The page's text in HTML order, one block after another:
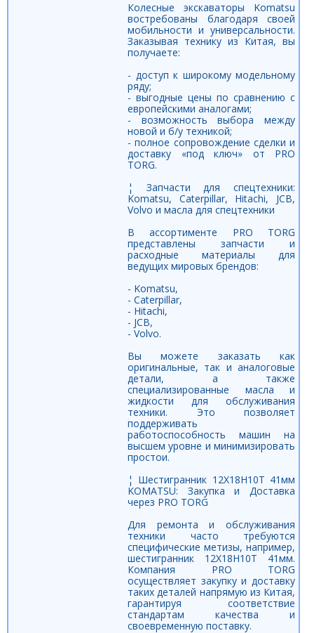
Колесные экскаваторы Komatsu
востребованы благодаря своей
мобильности и универсальности.
Заказывая технику из Китая, вы
получаете:
- доступ к широкому модельному
ряду;
- выгодные цены по сравнению с
европейскими аналогами;
- возможность выбора между
новой и б/у техникой;
- полное сопровождение сделки и
доставку «под ключ» от PRO
TORG.
¦ Запчасти для спецтехники:
Komatsu, Caterpillar, Hitachi, JCB,
Volvo и масла для спецтехники
В ассортименте PRO TORG
представлены запчасти и
расходные материалы для
ведущих мировых брендов:
- Komatsu,
- Caterpillar,
- Hitachi,
- JCB,
- Volvo.
Вы можете заказать как
оригинальные, так и аналоговые
детали, а также
специализированные масла и
жидкости для обслуживания
техники. Это позволяет
поддерживать
работоспособность машин на
высшем уровне и минимизировать
простои.
¦ Шестигранник 12Х18Н10Т 41мм
KOMATSU: Закупка и Доставка
через PRO TORG
Для ремонта и обслуживания
техники часто требуются
специфические метизы, например,
шестигранник 12Х18Н10Т 41мм.
Компания PRO TORG
осуществляет закупку и доставку
таких деталей напрямую из Китая,
гарантируя соответствие
стандартам качества и
своевременную поставку.